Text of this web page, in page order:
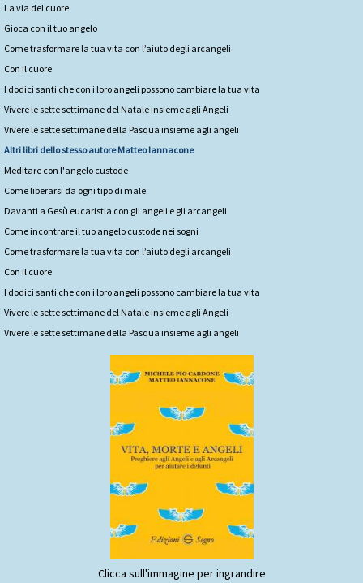
La via del cuore
Gioca con il tuo angelo
Come trasformare la tua vita con l’aiuto degli arcangeli
Con il cuore
I dodici santi che con i loro angeli possono cambiare la tua vita
Vivere le sette settimane del Natale insieme agli Angeli
Vivere le sette settimane della Pasqua insieme agli angeli
Altri libri dello stesso autoreMatteo Iannacone
Meditare con l'angelo custode
Come liberarsi da ogni tipo di male
Davanti a Gesù eucaristia con gli angeli e gli arcangeli
Come incontrare il tuo angelo custode nei sogni
Come trasformare la tua vita con l’aiuto degli arcangeli
Con il cuore
I dodici santi che con i loro angeli possono cambiare la tua vita
Vivere le sette settimane del Natale insieme agli Angeli
Vivere le sette settimane della Pasqua insieme agli angeli
Clicca sull'immagine per ingrandire